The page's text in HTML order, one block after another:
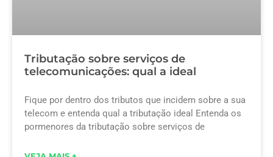
Tributação sobre serviços de
telecomunicações: qual a ideal
Fique por dentro dos tributos que incidem sobre a sua
telecom e entenda qual a tributação ideal Entenda os
pormenores da tributação sobre serviços de